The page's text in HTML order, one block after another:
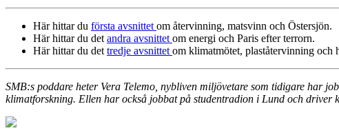
Här hittar du första avsnittet om återvinning, matsvinn och Östersjön.
Här hittar du det andra avsnittet om energi och Paris efter terrorn.
Här hittar du det tredje avsnittet om klimatmötet, plaståtervinning och
SMB:s poddare heter Vera Telemo, nybliven miljövetare som tidigare har
klimatforskning. Ellen har också jobbat på studentradion i Lund och driver